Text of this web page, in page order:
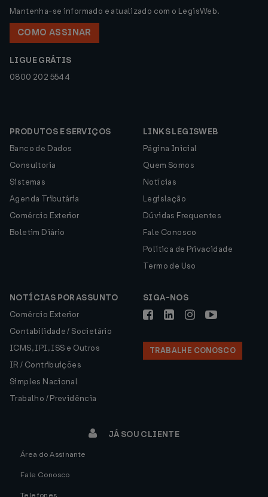
Mantenha-se informado e atualizado com o LegisWeb.
COMO ASSINAR
LIGUE GRÁTIS
0800 202 5544
PRODUTOS E SERVIÇOS
Banco de Dados
Consultoria
Sistemas
Agenda Tributária
Comércio Exterior
Boletim Diário
LINKS LEGISWEB
Página Inicial
Quem Somos
Notícias
Legislação
Dúvidas Frequentes
Fale Conosco
Política de Privacidade
Termo de Uso
NOTÍCIAS POR ASSUNTO
Comércio Exterior
Contabilidade / Societário
ICMS, IPI, ISS e Outros
IR / Contribuições
Simples Nacional
Trabalho / Previdência
SIGA-NOS
TRABALHE CONOSCO
JÁ SOU CLIENTE
Área do Assinante
Fale Conosco